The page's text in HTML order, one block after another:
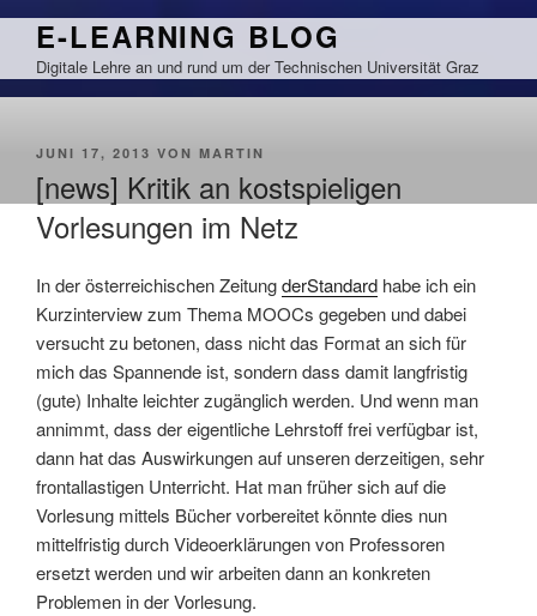
Zum
springen
E-LEARNING BLOG
Digitale Lehre an und rund um der Technischen Universität Graz
VERÖFFENTLICHT
JUNI 17, 2013 VON MARTIN
[news] Kritik an kostspieligen
Vorlesungen im Netz
In der österreichischen ZeitungderStandard habe ich ein
Kurzinterview zum Thema MOOCs gegeben und dabei
versucht zu betonen, dass nicht das Format an sich für
mich das Spannende ist, sondern dass damit langfristig
(gute) Inhalte leichter zugänglich werden. Und wenn man
annimmt, dass der eigentliche Lehrstoff frei verfügbar ist,
dann hat das Auswirkungen auf unseren derzeitigen, sehr
frontallastigen Unterricht. Hat man früher sich auf die
Vorlesung mittels Bücher vorbereitet könnte dies nun
mittelfristig durch Videoerklärungen von Professoren
ersetzt werden und wir arbeiten dann an konkreten
Problemen in der Vorlesung.